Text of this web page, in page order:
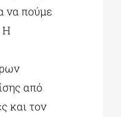
να πούμε
Η
από
και τον